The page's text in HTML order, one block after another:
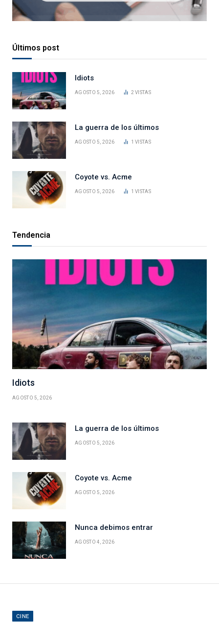
Últimos post
Idiots
AGOSTO 5, 2026 2VISTAS
La guerra de los últimos
AGOSTO 5, 2026 1VISTAS
Coyote vs. Acme
AGOSTO 5, 2026 1VISTAS
Tendencia
Idiots
AGOSTO 5, 2026
La guerra de los últimos
AGOSTO 5, 2026
Coyote vs. Acme
AGOSTO 5, 2026
Nunca debimos entrar
AGOSTO 4, 2026
CINE